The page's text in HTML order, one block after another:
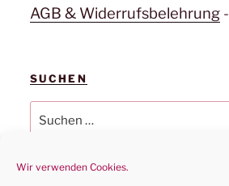
Wir verwenden Cookies.
AGB & Widerrufsbelehrung-
SUCHEN
Suchen
nach: